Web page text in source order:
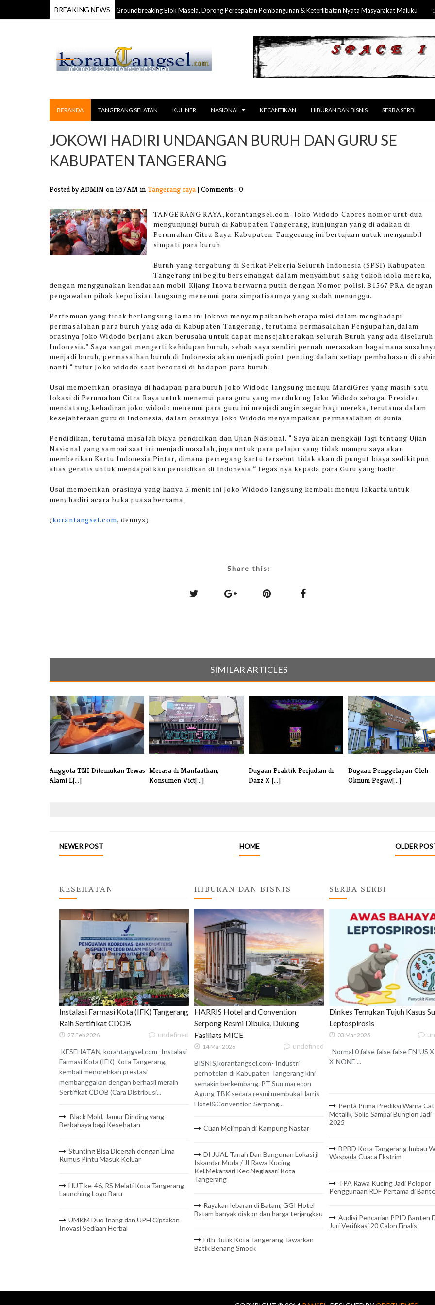
BREAKING NEWS
Karang Taruna Maluku Apresiasi Groundbreaking Blok Masela, Dorong Percepatan Pembangunan & Keterlibatan Nyata Masyarakat Maluku 13 Jul
informasi seputar tangerang Selatan
BERANDA TANGERANG SELATAN KULINER NASIONAL KECANTIKAN HIBURAN DAN BISNIS SERBA SERBI
JOKOWI HADIRI UNDANGAN BURUH DAN GURU SE
KABUPATEN TANGERANG
Posted by ADMIN on 1:57 AM in Tangerang raya | Comments : 0
TANGERANG RAYA,korantangsel.com-Joko Widodo Capres nomor urut dua
mengunjungi buruh di Kabupaten Tangerang, kunjungan yang di adakan di
Perumahan Citra Raya. Kabupaten. Tangerang ini bertujuan untuk mengambil
simpati para buruh.
Buruh yang tergabung di Serikat Pekerja Seluruh Indonesia (SPSI) Kabupaten
Tangerang ini begitu bersemangat dalam menyambut sang tokoh idola mereka,
dengan menggunakan kendaraan mobil Kijang Inova berwarna putih dengan Nomor polisi. B1567 PRA dengan
pengawalan pihak kepolisian langsung menemui para simpatisannya yang sudah menunggu.
Pertemuan yang tidak berlangsung lama ini Jokowi menyampaikan beberapa misi dalam menghadapi
permasalahan para buruh yang ada di Kabupaten Tangerang, terutama permasalahan Pengupahan,dalam
orasinya Joko Widodo berjanji akan berusaha untuk dapat mensejahterakan seluruh Buruh yang ada diseluruh
Indonesia.” Saya sangat mengerti kehidupan buruh, sebab saya sendiri pernah merasakan bagaimana
menjadi buruh, permasalhan buruh di Indonesia akan menjadi point penting dalam setiap pembahasan di
nanti “ tutur Joko widodo saat berorasi di hadapan para buruh.
Usai memberikan orasinya di hadapan para buruh Joko Widodo langsung menuju MardiGres yang masih satu
lokasi di Perumahan Citra Raya untuk menemui para guru yang mendukung Joko Widodo sebagai Presiden
mendatang,kehadiran joko widodo menemui para guru ini menjadi angin segar bagi mereka, terutama dalam
kesejahteraan guru di Indonesia, dalam orasinya Joko Widodo menyampaikan permasalahan di dunia
Pendidikan, terutama masalah biaya pendidikan dan Ujian Nasional. “ Saya akan mengkaji lagi tentang Ujian
Nasional yang sampai saat ini menjadi masalah, juga untuk para pelajar yang tidak mampu saya akan
memberikan Kartu Indonesia Pintar, dimana pemegang kartu tersebut tidak akan di pungut biaya sedikitpun
alias geratis untuk mendapatkan pendidikan di Indonesia “ tegas nya kepada para Guru yang hadir .
Usai memberikan orasinya yang hanya 5 menit ini Joko Widodo langsung kembali menuju Jakarta untuk
menghadiri acara buka puasa bersama.
(korantangsel.com, dennys)
Share this:
SIMILAR ARTICLES
Anggota TNI Ditemukan Tewas
Alami L[...]
Merasa di Manfaatkan,
Konsumen Vict[...]
Dugaan Praktik Perjudian di
Dazz X [...]
Dugaan Penggelapan Oleh
Oknum Pegaw[...]
NEWER POST OLDER
HOME
KESEHATAN
Instalasi Farmasi Kota (IFK) Tangerang
Raih Sertifikat CDOB
27 Feb 2026 undefined
KESEHATAN, korantangsel.com- Instalasi
Farmasi Kota (IFK) Kota Tangerang,
kembali menorehkan prestasi
membanggakan dengan berhasil meraih
Sertifikat CDOB (Cara Distribusi...
Black Mold, Jamur Dinding yang
Berbahaya bagi Kesehatan
Stunting Bisa Dicegah dengan Lima
Rumus Pintu Masuk Keluar
HUT ke-46, RS Melati Kota Tangerang
Launching Logo Baru
UMKM Duo Inang dan UPH Ciptakan
Inovasi Sediaan Herbal
HIBURAN DAN BISNIS
HARRIS Hotel and Convention
Serpong Resmi Dibuka, Dukung
Fasiliats MICE
14 Mar 2026 undefined
BISNIS,korantangsel.com- Industri
perhotelan di Kabupaten Tangerang kini
semakin berkembang. PT Summarecon
Agung TBK secara resmi membuka Harris
Hotel&Convention Serpong...
Cuan Melimpah di Kampung Nastar
DI JUAL Tanah Dan Bangunan Lokasi jl
Iskandar Muda / JI Rawa Kucing
Kel.Mekarsari Kec.Neglasari Kota
Tangerang
Rayakan lebaran di Batam, GGI Hotel
Batam banyak diskon dan harga terjangkau
Fith Butik Kota Tangerang Tawarkan
Batik Benang Smock
SERBA SERBI
Dinkes Temukan Tujuh Kasus
Leptospirosis
03 Mar 2025
Normal 0 false false false EN-US
X-NONE ...
Penta Prima Prediksi Warna
Metalik, Solid Sampai Bunglon Jadi
2025
BPBD Kota Tangerang Imbau
Waspada Cuaca Ekstrim
TPA Rawa Kucing Jadi Pelopor
Penggunaan RDF Pertama di
Audisi Pencarian PPID Banten
Juri Verifikasi 20 Calon Finalis